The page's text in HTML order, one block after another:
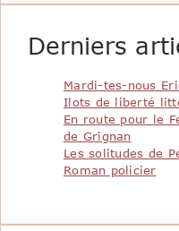
Derniers
Mardi-tes-nous
Ilots de liberté
En route pour le
de Grignan
Les solitudes de
Roman policier